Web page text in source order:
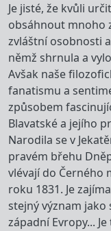
Je jisté, že kvůli
obsáhnout mnoho
zvláštní osobnosti
němž shrnula a
Avšak naše
fanatismu a
způsobem
Blavatské a jejího
Narodila se v
pravém břehu
vlévají do Černého
roku 1831. Je
stejný význam jako
západní Evropy...